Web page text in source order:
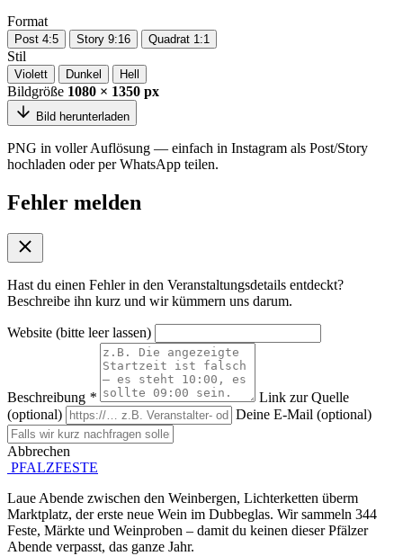
Format
Post 4:5 Story 9:16 Quadrat 1:1
Stil
Violett Dunkel Hell
Bildgröße 1080 × 1350 px
Bild herunterladen
PNG in voller Auflösung — einfach in Instagram als Post/Story
hochladen oder per WhatsApp teilen.
Fehler melden
Hast du einen Fehler in den Veranstaltungsdetails entdeckt?
Beschreibe ihn kurz und wir kümmern uns darum.
Website (bitte leer lassen)
Beschreibung *
Link zur Quelle
(optional)
Deine E-Mail (optional)
Abbrechen
PFALZFESTE
Laue Abende zwischen den Weinbergen, Lichterketten überm
Marktplatz, der erste neue Wein im Dubbeglas. Wir sammeln 344
Feste, Märkte und Weinproben – damit du keinen dieser Pfälzer
Abende verpasst, das ganze Jahr.